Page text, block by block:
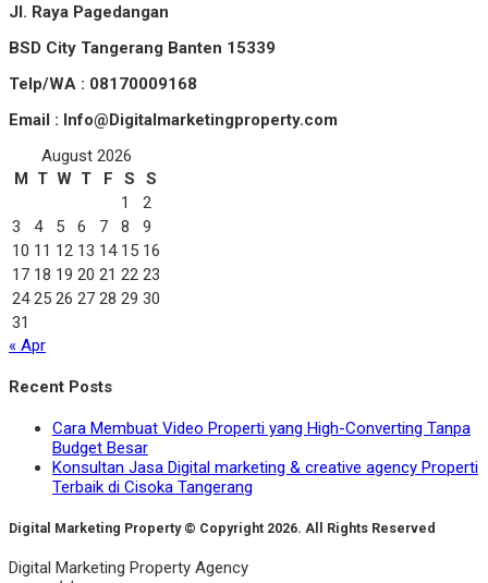
Jl. Raya Pagedangan
BSD City Tangerang Banten 15339
Telp/WA : 08170009168
Email : Info@Digitalmarketingproperty.com
August 2026
M T W T F S
S
1
2
3
4 5 6 7 8
9
10 11 12 13 14 15 16
17 18 19 20 21 22 23
24 25 26 27 28 29 30
31
« Apr
Recent Posts
Cara Membuat Video Properti yang High-Converting Tanpa
Budget Besar
Konsultan Jasa Digital marketing & creative agency Properti
Terbaik di Cisoka Tangerang
Digital Marketing Property © Copyright 2026. All Rights Reserved
Digital Marketing Property Agency